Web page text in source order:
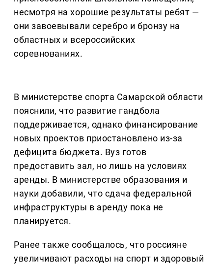
несмотря на хорошие результаты ребят —
они завоевывали серебро и бронзу на
областных и всероссийских
соревнованиях.
В министерстве спорта Самарской области
пояснили, что развитие гандбола
поддерживается, однако финансирование
новых проектов приостановлено из-за
дефицита бюджета. Вуз готов
предоставить зал, но лишь на условиях
аренды. В министерстве образования и
науки добавили, что сдача федеральной
инфраструктуры в аренду пока не
планируется.
Ранее также сообщалось, что россияне
увеличивают расходы на спорт и здоровый